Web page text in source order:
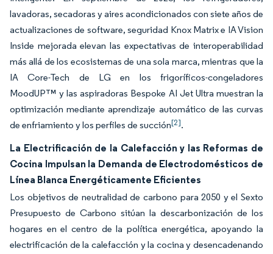
lavadoras, secadoras y aires acondicionados con siete años de
actualizaciones de software, seguridad Knox Matrix e IA Vision
Inside mejorada elevan las expectativas de interoperabilidad
más allá de los ecosistemas de una sola marca, mientras que la
IA Core-Tech de LG en los frigoríficos-congeladores
MoodUP™ y las aspiradoras Bespoke AI Jet Ultra muestran la
optimización mediante aprendizaje automático de las curvas
de enfriamiento y los perfiles de succión[2].
La Electrificación de la Calefacción y las Reformas de
Cocina Impulsan la Demanda de Electrodomésticos de
Línea Blanca Energéticamente Eficientes
Los objetivos de neutralidad de carbono para 2050 y el Sexto
Presupuesto de Carbono sitúan la descarbonización de los
hogares en el centro de la política energética, apoyando la
electrificación de la calefacción y la cocina y desencadenando